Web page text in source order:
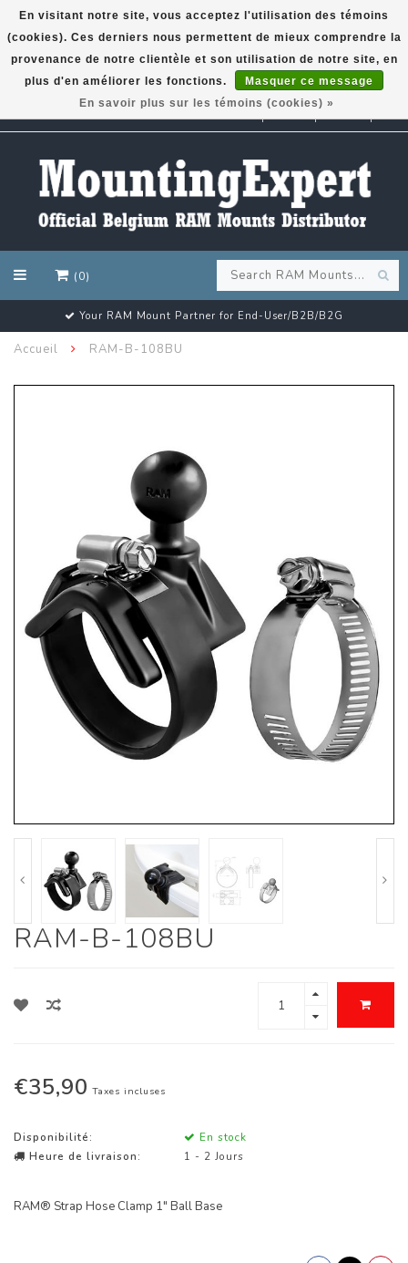
GARMIN GPS met een superkorting tot 50%? Klik hier!
(0)
Your RAM Mount Partner for End-User/B2B/B2G
Accueil RAM-B-108BU
RAM-B-108BU
€35,90 Taxes incluses
Disponibilité:
En stock
Heure de livraison:
1 - 2 Jours
RAM® Strap Hose Clamp 1" Ball Base
En visitant notre site, vous acceptez l'utilisation des témoins
(cookies). Ces derniers nous permettent de mieux comprendre la
provenance de notre clientèle et son utilisation de notre site, en
plus d'en améliorer les fonctions.
Masquer ce message
En savoir plus sur les témoins (cookies) »